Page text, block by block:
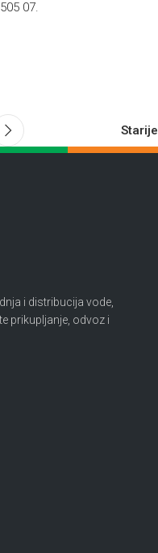
07.
Starije
i distribucija vode,
prikupljanje, odvoz i